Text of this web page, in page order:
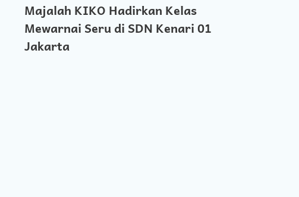
Majalah KIKO Hadirkan Kelas
Mewarnai Seru di SDN Kenari 01
Jakarta